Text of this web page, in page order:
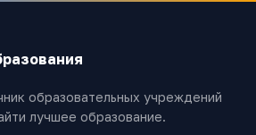
образовательных учреждений
лучшее образование.